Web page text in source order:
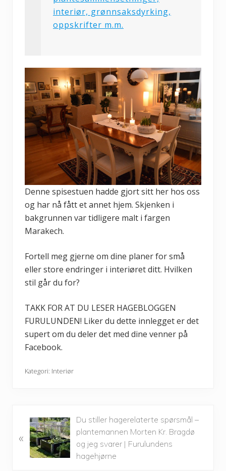
interiør, grønnsaksdyrking,
oppskrifter m.m.
Denne spisestuen hadde gjort sitt her hos oss
og har nå fått et annet hjem. Skjenken i
bakgrunnen var tidligere malt i fargen
Marakech.
Fortell meg gjerne om dine planer for små
eller store endringer i interiøret ditt. Hvilken
stil går du for?
TAKK FOR AT DU LESER HAGEBLOGGEN
FURULUNDEN! Liker du dette innlegget er det
supert om du deler det med dine venner på
Facebook.
Kategori: Interiør
e
«
Du stiller hagerelaterte spørsmål –
plantemannen Morten Kr. Bragdø
og jeg svarer | Furulundens
hagehjørne